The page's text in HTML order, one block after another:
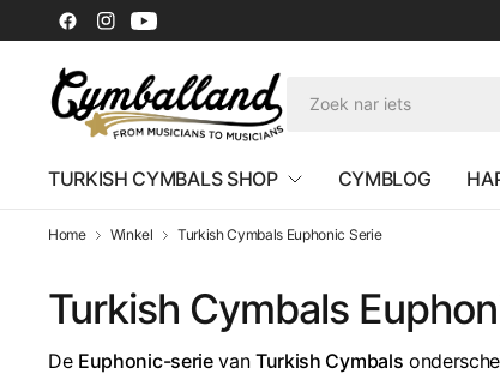
TURKISH CYMBALS SHOP CYMBLOG
Home Winkel Turkish Cymbals Euphonic Serie
Turkish Cymbals
De Euphonic-serievanTurkish Cymbals